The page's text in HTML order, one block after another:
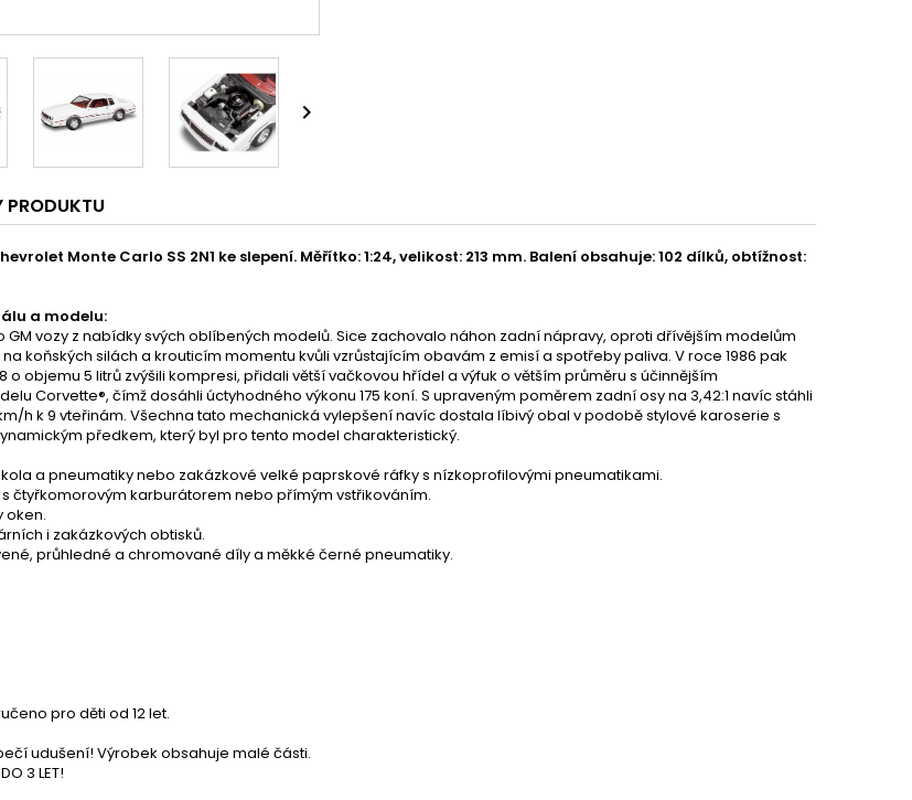

PRODUKTU
Monte Carlo SS 2N1 ke slepení. Měřítko: 1:24, velikost: 213 mm. Balení obsahuje: 102 dílků, obtížnost:
a modelu:
GM vozy z nabídky svých oblíbených modelů. Sice zachovalo náhon zadní nápravy, oproti dřívějším modelům
koňských silách a krouticím momentu kvůli vzrůstajícím obavám z emisí a spotřeby paliva. V roce 1986 pak
o objemu 5 litrů zvýšili kompresi, přidali větší vačkovou hřídel a výfuk o větším průměru s účinnějším
Corvette®, čímž dosáhli úctyhodného výkonu 175 koní. S upraveným poměrem zadní osy na 3,42:1 navíc stáhli
h k 9 vteřinám. Všechna tato mechanická vylepšení navíc dostala líbivý obal v podobě stylové karoserie s
předkem, který byl pro tento model charakteristický.
a pneumatiky nebo zakázkové velké paprskové ráfky s nízkoprofilovými pneumatikami.
čtyřkomorovým karburátorem nebo přímým vstřikováním.
oken.
i zakázkových obtisků.
průhledné a chromované díly a měkké černé pneumatiky.
pro děti od 12 let.
udušení! Výrobek obsahuje malé části.
3 LET!